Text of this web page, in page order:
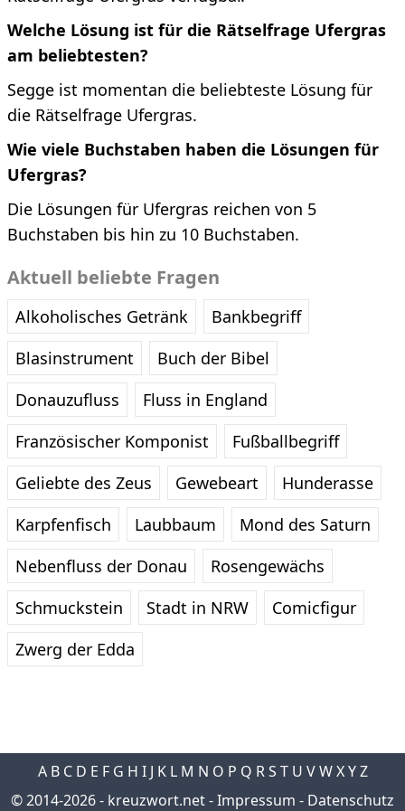
Welche Lösung ist für die Rätselfrage Ufergras
am beliebtesten?
Segge ist momentan die beliebteste Lösung für
die Rätselfrage Ufergras.
Wie viele Buchstaben haben die Lösungen für
Ufergras?
Die Lösungen für Ufergras reichen von 5
Buchstaben bis hin zu 10 Buchstaben.
Aktuell beliebte Fragen
Alkoholisches Getränk
Bankbegriff
Blasinstrument
Buch der Bibel
Donauzufluss
Fluss in England
Französischer Komponist
Fußballbegriff
Geliebte des Zeus
Gewebeart
Hunderasse
Karpfenfisch
Laubbaum
Mond des Saturn
Nebenfluss der Donau
Rosengewächs
Schmuckstein
Stadt in NRW
Comicfigur
Zwerg der Edda
A B C D E F G H I J K L M N O P Q R S T U V W X Y Z
© 2014-2026 - kreuzwort.net-Impressum - Datenschutz